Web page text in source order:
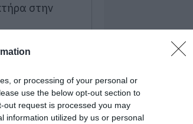
or processing of your personal or
use the below opt-out section to
request is processed you may
information utilized by us or personal
στην
Εύβοια: «Πλιάτσικο»
σε έργο ανάπλασης
καταγγελία που
προκαλεί
αντιδράσεις
08.08.2026 | 10:20